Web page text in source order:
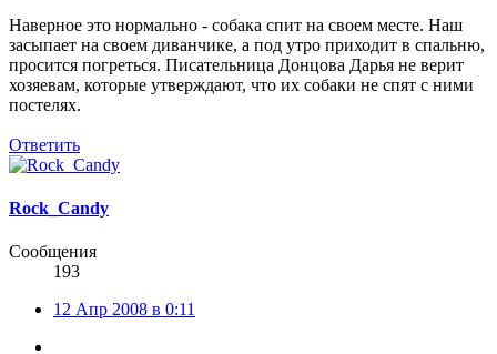
Наверное это нормально - собака спит на своем месте. Наш
засыпает на своем диванчике, а под утро приходит в спальню,
просится погреться. Писательница Донцова Дарья не верит
хозяевам, которые утверждают, что их собаки не спят с ними
постелях.
Ответить
Rock_Candy
Сообщения
193
12 Апр 2008 в 0:11